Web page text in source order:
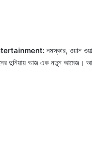
নমস্কার, ওয়ান
দুনিয়ায় আজ এক নতুন আমেজ।